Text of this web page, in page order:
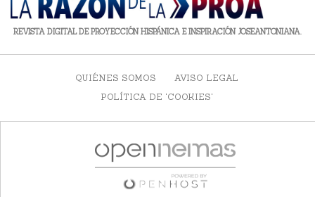
REVISTA DIGITAL DE PROYECCIÓN HISPÁNICA E INSPIRACIÓN JOSEANTONIANA.
QUIÉNES SOMOS
AVISO LEGAL
POLÍTICA DE 'COOKIES'